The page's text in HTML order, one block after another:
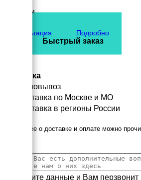
2018 мм
Консультация
Подробно
Быстрый заказ
Доставка
Самовывоз
Доставка по Москве и МО
Доставка в регионы России
Подробнее о доставке и оплате можно
Заполните данные и Вам перзвонит